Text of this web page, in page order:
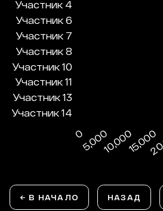
← В НАЧАЛО НАЗАД